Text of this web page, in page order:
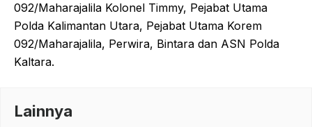
092/Maharajalila Kolonel Timmy, Pejabat Utama
Polda Kalimantan Utara, Pejabat Utama Korem
092/Maharajalila, Perwira, Bintara dan ASN Polda
Kaltara.
Lainnya